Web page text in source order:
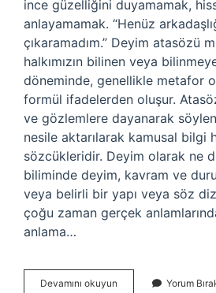
ince güzelliğini duyamamak,
anlayamamak. “Henüz
çıkaramadım.” Deyim atasözü
halkımızın bilinen veya
döneminde, genellikle metafor
formül ifadelerden oluşur.
ve gözlemlere dayanarak
nesile aktarılarak kamusal bilgi
sözcükleridir. Deyim olarak ne
biliminde deyim, kavram ve
veya belirli bir yapı veya söz
çoğu zaman gerçek
anlama…
Devamını okuyun Yorum